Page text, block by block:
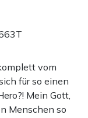
vom
für so einen
Mein Gott,
Menschen so